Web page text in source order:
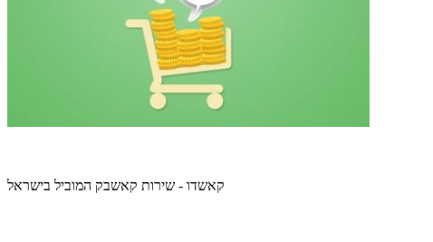
קאשדו - שירות קאשבק המוביל בישראל